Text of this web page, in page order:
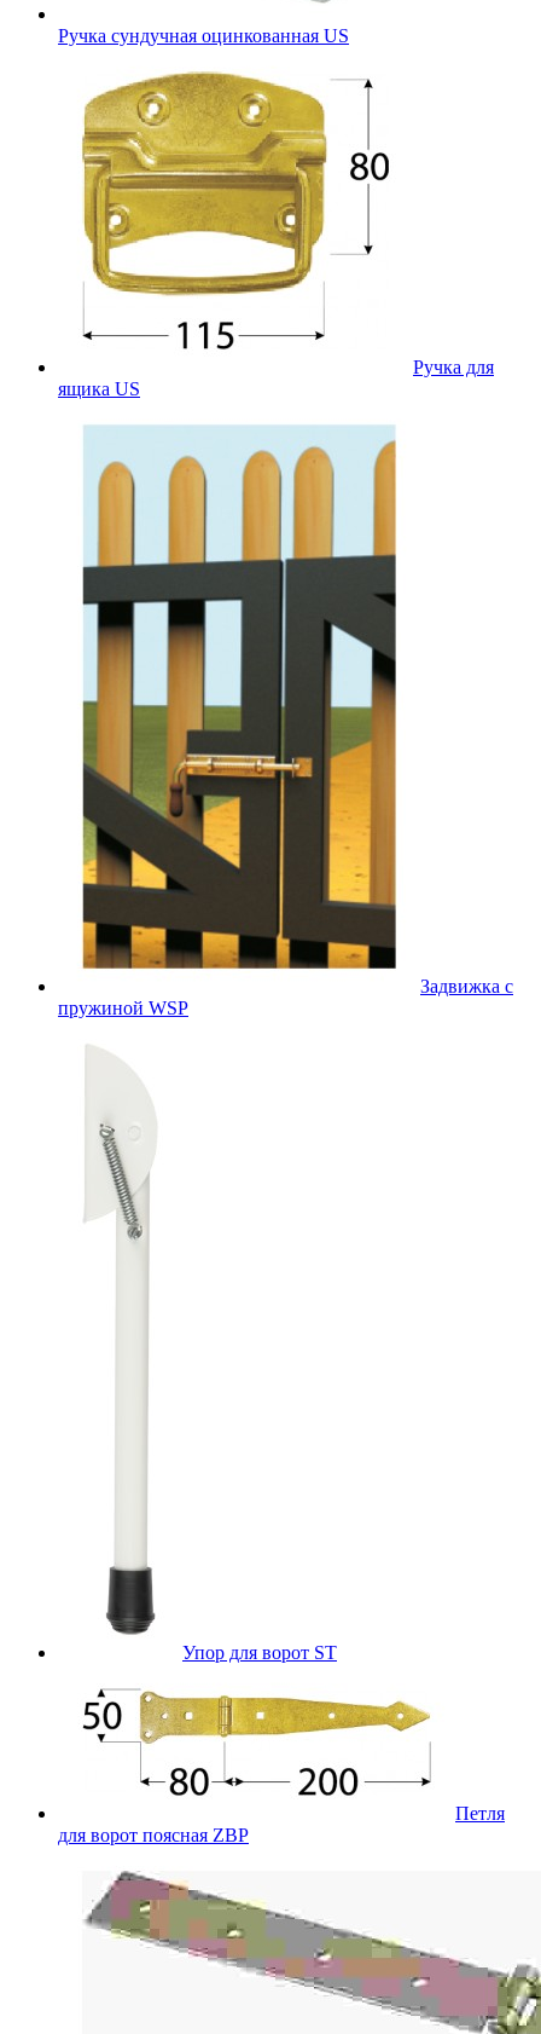
Ручка сундучная оцинкованная US
Ручка для
ящика US
Задвижка с
пружиной WSP
Упор для ворот ST
Петля
для ворот поясная ZBP